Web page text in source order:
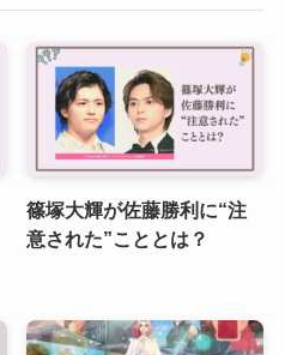
篠塚大輝が佐藤勝利に“注
意された”こととは？